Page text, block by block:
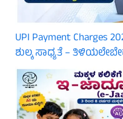
UPI Payment Charges
ಶುಲ್ಕ ಸಾಧ್ಯತೆ –